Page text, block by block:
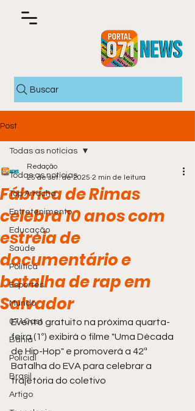
Buscar
Post
Todas as notícias
Top Arrocha
Entretenimento
Educação
Saúde
Política
Esportes
Mundo
071Cast
Bahia
Policial
Brasil
Artigo
Todas as notícias
Fábrica de Rimas
celebra 10 anos com
estreia de
documentário e
batalha de rap em
Salvador
Redação
25 de set. de 2025 2 min de leitura
Evento gratuito na próxima quarta-
feira (1º) exibirá o filme "Uma Década
de Hip-Hop" e promoverá a 42ª
Batalha do EVA para celebrar a
trajetória do coletivo